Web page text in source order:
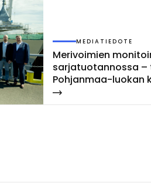
MEDIATIEDOTE
Me­ri­voi­mien
sar­ja­tuo­tan­nos­sa –
Poh­jan­maa-luo­kan
las­ket­tiin ve­sil­le